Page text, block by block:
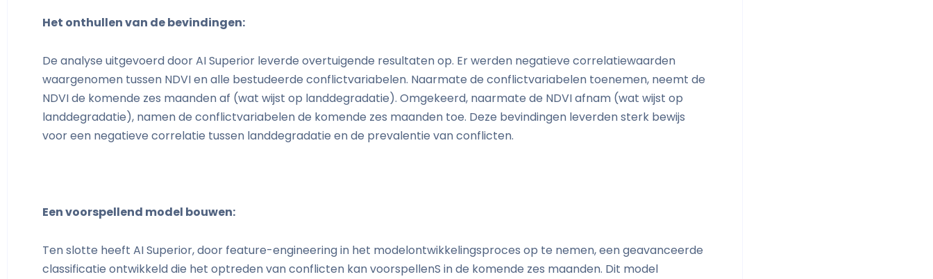
Het onthullen van de bevindingen:
De analyse uitgevoerd door AI Superior leverde overtuigende resultaten op. Er werden negatieve correlatiewaarden
waargenomen tussen NDVI en alle bestudeerde conflictvariabelen. Naarmate de conflictvariabelen toenemen, neemt de
NDVI de komende zes maanden af (wat wijst op landdegradatie). Omgekeerd, naarmate de NDVI afnam (wat wijst op
landdegradatie), namen de conflictvariabelen de komende zes maanden toe. Deze bevindingen leverden sterk bewijs
voor een negatieve correlatie tussen landdegradatie en de prevalentie van conflicten.
Een voorspellend model bouwen:
Ten slotte heeft AI Superior, door feature-engineering in het modelontwikkelingsproces op te nemen, een geavanceerde
classificatie ontwikkeld die het optreden van conflicten kan voorspellenS in de komende zes maanden. Dit model